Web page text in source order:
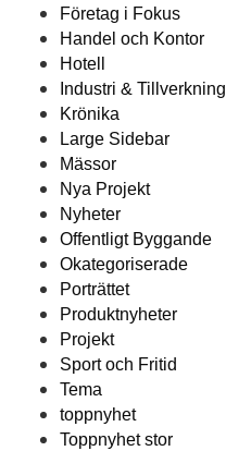
Företag i Fokus
Handel och Kontor
Hotell
Industri & Tillverkning
Krönika
Large Sidebar
Mässor
Nya Projekt
Nyheter
Offentligt Byggande
Okategoriserade
Porträttet
Produktnyheter
Projekt
Sport och Fritid
Tema
toppnyhet
Toppnyhet stor